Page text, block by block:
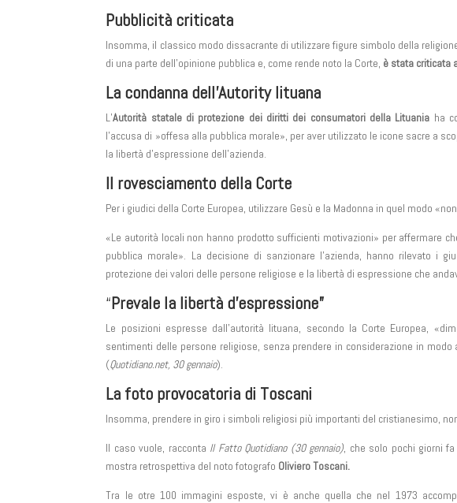
Pubblicità criticata
Insomma, il classico modo dissacrante di utilizzare figure simbolo della
di una parte dell’opinione pubblica e, come rende noto la Corte, è stata criticata
La condanna dell’Autority lituana
L’Autorità statale di protezione dei diritti dei consumatori della Lituania ha
l’accusa di »offesa alla pubblica morale», per aver utilizzato le icone sacre a
la libertà d’espressione dell’azienda.
Il rovesciamento della Corte
Per i giudici della Corte Europea, utilizzare Gesù e la Madonna in quel modo
«Le autorità locali non hanno prodotto sufficienti motivazioni» per affermare
pubblica morale». La decisione di sanzionare l’azienda, hanno rilevato i
protezione dei valori delle persone religiose e la libertà di espressione che
“Prevale la libertà d’espressione”
Le posizioni espresse dall’autorità lituana, secondo la Corte Europea,
sentimenti delle persone religiose, senza prendere in considerazione in modo
(Quotidiano.net, 30 gennaio).
La foto provocatoria di Toscani
Insomma, prendere in giro i simboli religiosi più importanti del cristianesimo,
Il caso vuole, racconta Il Fatto Quotidiano (30 gennaio), che solo pochi giorni
mostra retrospettiva del noto fotografo Oliviero Toscani.
Tra le otre 100 immagini esposte, vi è anche quella che nel 1973